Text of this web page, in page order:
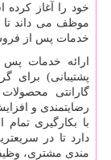
خود را آغاز کرده
موظف می داند
خدمات پس از فروش
ارائه خدمات
پشتیبانی) برای
گارانتی
رضایتمندی و
با بکارگیری
دارد تا در
مندی مشتری،